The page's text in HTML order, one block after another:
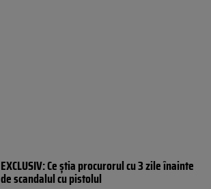
EXCLUSIV: Ce știa procurorul cu 3 zile înainte
de scandalul cu pistolul